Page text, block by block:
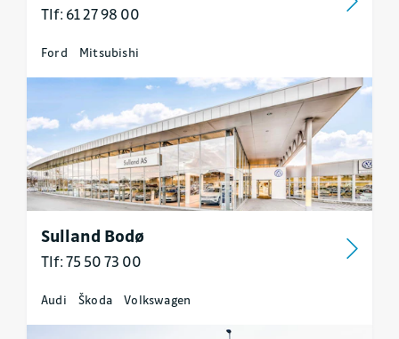
Tlf: 61 27 98 00
Ford Mitsubishi
Sulland Bodø
Tlf: 75 50 73 00
Audi Škoda Volkswagen